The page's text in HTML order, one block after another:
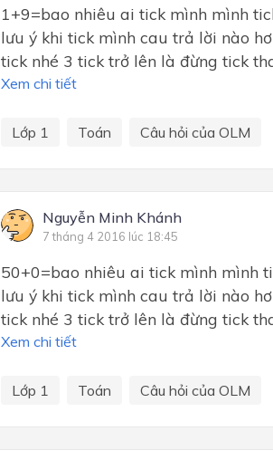
1+9=bao nhiêu ai tick mình mình
lưu ý khi tick mình cau trả lời nào
tick nhé 3 tick trở lên là đừng tick
Xem chi tiết
Lớp 1 Toán Câu hỏi của OLM
Nguyễn Minh Khánh
7 tháng 4 2016 lúc 18:45
50+0=bao nhiêu ai tick mình mình
lưu ý khi tick mình cau trả lời nào
tick nhé 3 tick trở lên là đừng tick
Xem chi tiết
Lớp 1 Toán Câu hỏi của OLM